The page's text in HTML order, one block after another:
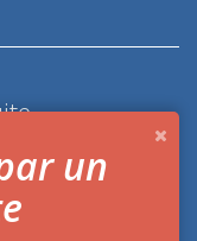
d'énergie
un